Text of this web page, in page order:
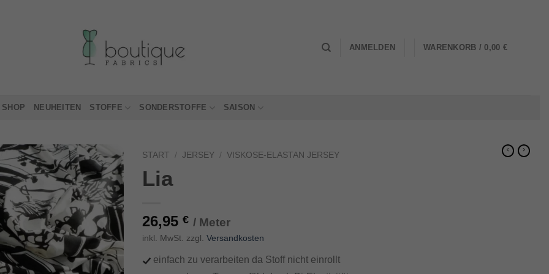
ANMELDEN WARENKORB /0,00 €
SHOP NEUHEITEN STOFFE SONDERSTOFFE SAISON
START / JERSEY / VISKOSE-ELASTAN JERSEY
Lia
26,95 € / Meter
inkl. MwSt. zzgl. Versandkosten
einfach zu verarbeiten da Stoff nicht einrollt